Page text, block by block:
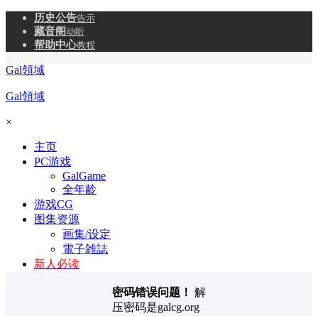
历史公告告示
藏音阁动听
帮助中心教程
Gal領域
Gal領域
×
主页
PC游戏
GalGame
全年龄
游戏CG
图集资源
画集/设定
電子雑誌
新人必读
密码错误问题！ 解
压密码是galcg.org